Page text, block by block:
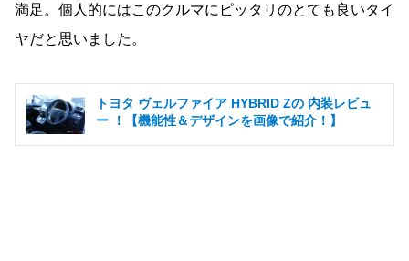
満足。個人的にはこのクルマにピッタリのとても良いタイ
ヤだと思いました。
トヨタ ヴェルファイア HYBRID Zの 内装レビュ
ー ！【機能性＆デザインを画像で紹介！】